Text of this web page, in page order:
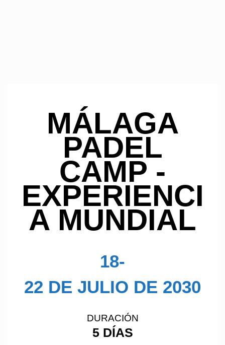
MÁLAGA
PADEL
CAMP -
EXPERIENCI
A MUNDIAL
18-
22 DE JULIO DE 2030
DURACIÓN
5 DÍAS